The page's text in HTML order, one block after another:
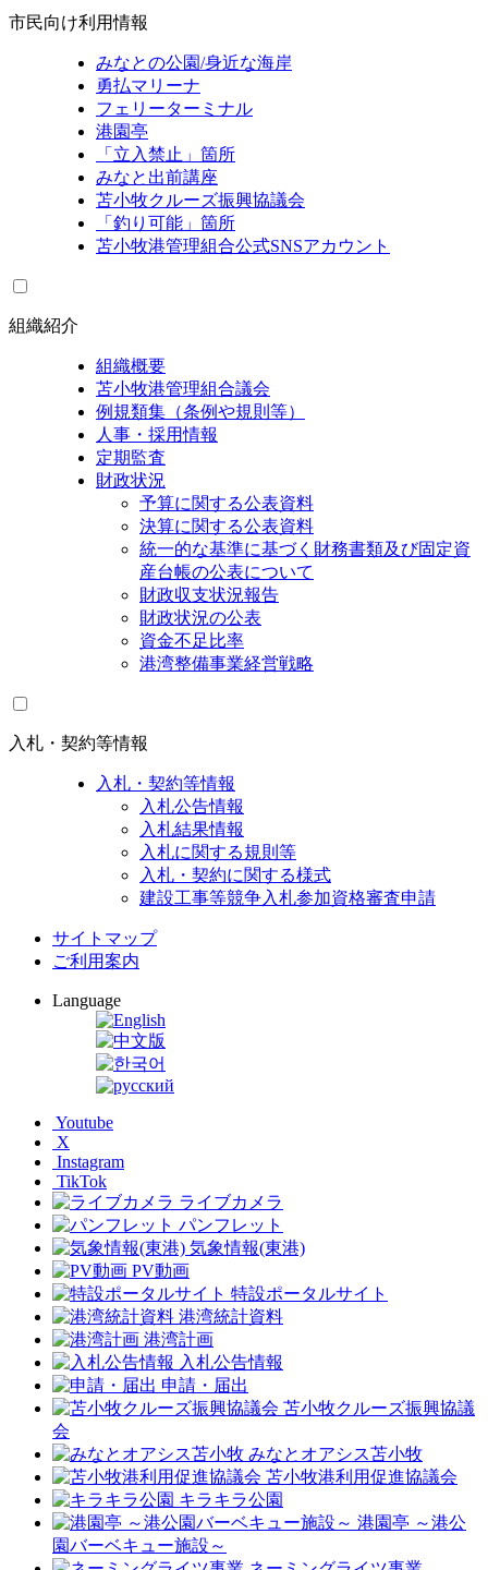
市民向け利用情報
みなとの公園/身近な海岸
勇払マリーナ
フェリーターミナル
港園亭
「立入禁止」箇所
みなと出前講座
苫小牧クルーズ振興協議会
「釣り可能」箇所
苫小牧港管理組合公式SNSアカウント
組織紹介
組織概要
苫小牧港管理組合議会
例規類集（条例や規則等）
人事・採用情報
定期監査
財政状況
予算に関する公表資料
決算に関する公表資料
統一的な基準に基づく財務書類及び固定資
産台帳の公表について
財政収支状況報告
財政状況の公表
資金不足比率
港湾整備事業経営戦略
入札・契約等情報
入札・契約等情報
入札公告情報
入札結果情報
入札に関する規則等
入札・契約に関する様式
建設工事等競争入札参加資格審査申請
サイトマップ
ご利用案内
Language
Youtube
X
Instagram
TikTok
ライブカメラ
パンフレット
気象情報(東港)
PV動画
特設ポータルサイト
港湾統計資料
港湾計画
入札公告情報
申請・届出
苫小牧クルーズ振興協議
会
みなとオアシス苫小牧
苫小牧港利用促進協議会
キラキラ公園
港園亭 ～港公
園バーベキュー施設～